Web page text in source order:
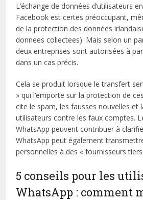
L’échange de données d’utilisateurs
Facebook est certes préoccupant,
de la protection des données
donnees collectees). Mais selon un
deux entreprises sont autorisées à
dans un cas précis.
Cela se produit lorsque le transfert
» qui l’emporte sur la protection de
cite le spam, les fausses nouvelles et
utilisateurs contre les faux comptes.
WhatsApp peuvent contribuer à
WhatsApp peut également
personnelles à des « fournisseurs
5 conseils pour les
WhatsApp : comment